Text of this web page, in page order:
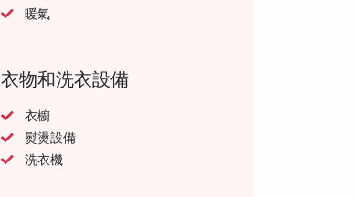
暖氣
衣物和洗衣設備
衣櫥
熨燙設備
洗衣機